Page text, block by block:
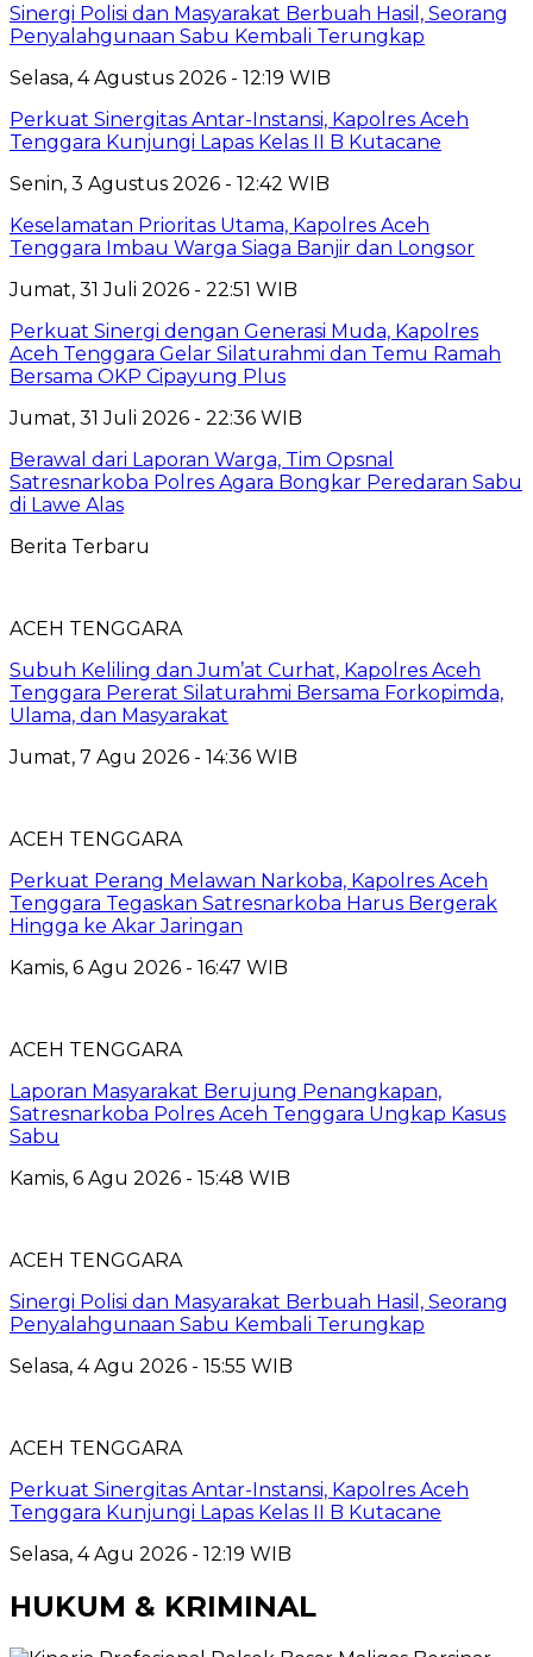
Sinergi Polisi dan Masyarakat Berbuah Hasil, Seorang
Penyalahgunaan Sabu Kembali Terungkap
Selasa, 4 Agustus 2026 - 12:19 WIB
Perkuat Sinergitas Antar-Instansi, Kapolres Aceh
Tenggara Kunjungi Lapas Kelas II B Kutacane
Senin, 3 Agustus 2026 - 12:42 WIB
Keselamatan Prioritas Utama, Kapolres Aceh
Tenggara Imbau Warga Siaga Banjir dan Longsor
Jumat, 31 Juli 2026 - 22:51 WIB
Perkuat Sinergi dengan Generasi Muda, Kapolres
Aceh Tenggara Gelar Silaturahmi dan Temu Ramah
Bersama OKP Cipayung Plus
Jumat, 31 Juli 2026 - 22:36 WIB
Berawal dari Laporan Warga, Tim Opsnal
Satresnarkoba Polres Agara Bongkar Peredaran Sabu
di Lawe Alas
Berita Terbaru
ACEH TENGGARA
Subuh Keliling dan Jum’at Curhat, Kapolres Aceh
Tenggara Pererat Silaturahmi Bersama Forkopimda,
Ulama, dan Masyarakat
Jumat, 7 Agu 2026 - 14:36 WIB
ACEH TENGGARA
Perkuat Perang Melawan Narkoba, Kapolres Aceh
Tenggara Tegaskan Satresnarkoba Harus Bergerak
Hingga ke Akar Jaringan
Kamis, 6 Agu 2026 - 16:47 WIB
ACEH TENGGARA
Laporan Masyarakat Berujung Penangkapan,
Satresnarkoba Polres Aceh Tenggara Ungkap Kasus
Sabu
Kamis, 6 Agu 2026 - 15:48 WIB
ACEH TENGGARA
Sinergi Polisi dan Masyarakat Berbuah Hasil, Seorang
Penyalahgunaan Sabu Kembali Terungkap
Selasa, 4 Agu 2026 - 15:55 WIB
ACEH TENGGARA
Perkuat Sinergitas Antar-Instansi, Kapolres Aceh
Tenggara Kunjungi Lapas Kelas II B Kutacane
Selasa, 4 Agu 2026 - 12:19 WIB
HUKUM & KRIMINAL